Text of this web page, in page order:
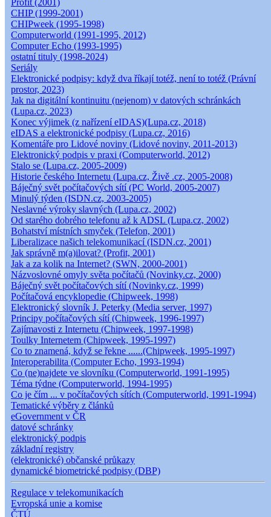
Profit (2001)
CHIP (1999-2001)
CHIPweek (1995-1998)
Computerworld (1991-1995, 2012)
Computer Echo (1993-1995)
ostatní tituly (1998-2024)
Seriály
Elektronické podpisy: když dva říkají totéž, není to totéž (Právní
prostor, 2023)
Jak na digitální kontinuitu (nejenom) v datových schránkách
(Lupa.cz, 2023)
Konec výjimek (z nařízení eIDAS)(Lupa.cz, 2018)
eIDAS a elektronické podpisy (Lupa.cz, 2016)
Komentáře pro Lidové noviny (Lidové noviny, 2011-2013)
Elektronický podpis v praxi (Computerworld, 2012)
Stalo se (Lupa.cz, 2005-2009)
Historie českého Internetu (Lupa.cz, Živě .cz, 2005-2008)
Báječný svět počítačových sítí (PC World, 2005-2007)
Minulý týden (ISDN.cz, 2003-2005)
Neslavné výroky slavných (Lupa.cz, 2002)
Od starého dobrého telefonu až k ADSL (Lupa.cz, 2002)
Bohatství místních smyček (Telefon, 2001)
Liberalizace našich telekomunikací (ISDN.cz, 2001)
Jak správně m(a)ilovat? (Profit, 2001)
Jak a za kolik na Internet? (SWN, 2000-2001)
Názvoslovné omyly světa počítačů (Novinky.cz, 2000)
Báječný svět počítačových sítí (Novinky.cz, 1999)
Počítačová encyklopedie (Chipweek, 1998)
Elektronický slovník J. Peterky (Media server, 1997)
Principy počítačových sítí (Chipweek, 1996-1997)
Zajímavosti z Internetu (Chipweek, 1997-1998)
Toulky Internetem (Chipweek, 1995-1997)
Co to znamená, když se řekne ......(Chipweek, 1995-1997)
Interoperabilita (Computer Echo, 1993-1994)
Co (ne)najdete ve slovníku (Computerworld, 1991-1995)
Téma týdne (Computerworld, 1994-1995)
Co je čím ... v počítačových sítích (Computerworld, 1991-1994)
Tematické výběry z článků
eGovernment v ČR
datové schránky
elektronický podpis
základní registry
(elektronické) občanské průkazy
dynamické biometrické podpisy (DBP)
Regulace v telekomunikacích
Evropská unie a komise
ČTÚ